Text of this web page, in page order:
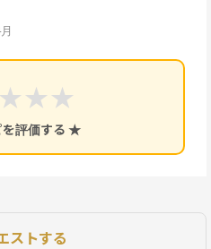
★
★
★
を評価する ★
ストする